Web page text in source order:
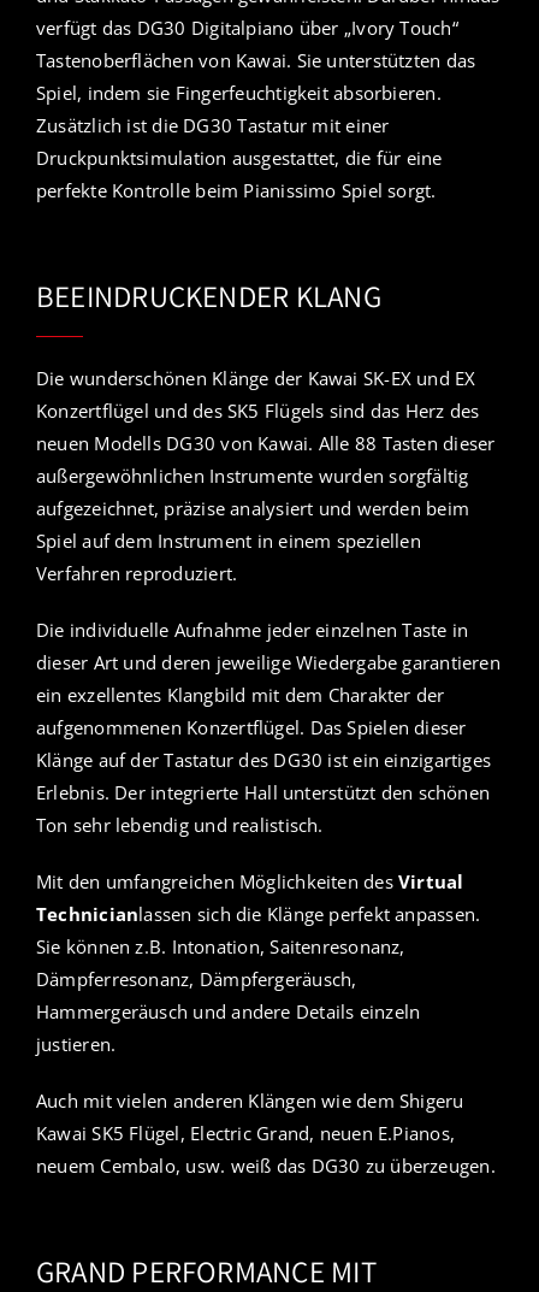
verfügt das DG30 Digitalpiano über „Ivory Touch“
Tastenoberflächen von Kawai. Sie unterstützten das
Spiel, indem sie Fingerfeuchtigkeit absorbieren.
Zusätzlich ist die DG30 Tastatur mit einer
Druckpunktsimulation ausgestattet, die für eine
perfekte Kontrolle beim Pianissimo Spiel sorgt.
BEEINDRUCKENDER KLANG
Die wunderschönen Klänge der Kawai SK-EX und EX
Konzertflügel und des SK5 Flügels sind das Herz des
neuen Modells DG30 von Kawai. Alle 88 Tasten dieser
außergewöhnlichen Instrumente wurden sorgfältig
aufgezeichnet, präzise analysiert und werden beim
Spiel auf dem Instrument in einem speziellen
Verfahren reproduziert.
Die individuelle Aufnahme jeder einzelnen Taste in
dieser Art und deren jeweilige Wiedergabe garantieren
ein exzellentes Klangbild mit dem Charakter der
aufgenommenen Konzertflügel. Das Spielen dieser
Klänge auf der Tastatur des DG30 ist ein einzigartiges
Erlebnis. Der integrierte Hall unterstützt den schönen
Ton sehr lebendig und realistisch.
Mit den umfangreichen Möglichkeiten des Virtual
Technicianlassen sich die Klänge perfekt anpassen.
Sie können z.B. Intonation, Saitenresonanz,
Dämpferresonanz, Dämpfergeräusch,
Hammergeräusch und andere Details einzeln
justieren.
Auch mit vielen anderen Klängen wie dem Shigeru
Kawai SK5 Flügel, Electric Grand, neuen E.Pianos,
neuem Cembalo, usw. weiß das DG30 zu überzeugen.
GRAND PERFORMANCE MIT